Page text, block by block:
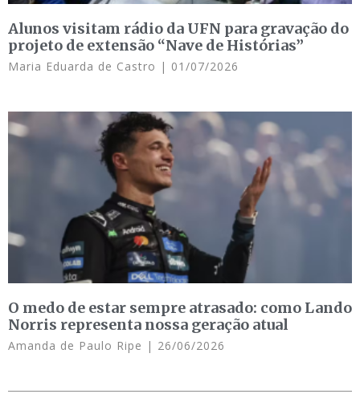
Alunos visitam rádio da UFN para gravação do
projeto de extensão “Nave de Histórias”
Maria Eduarda de Castro 01/07/2026
O medo de estar sempre atrasado: como Lando
Norris representa nossa geração atual
Amanda de Paulo Ripe 26/06/2026